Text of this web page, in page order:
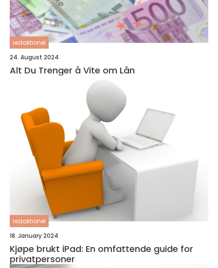
redaktionel
24. August 2024
Alt Du Trenger å Vite om Lån
redaktionel
18. January 2024
Kjøpe brukt iPad: En omfattende guide for
privatpersoner